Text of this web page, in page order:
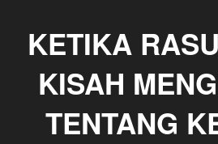
KETIKA
KISAH
TENTANG